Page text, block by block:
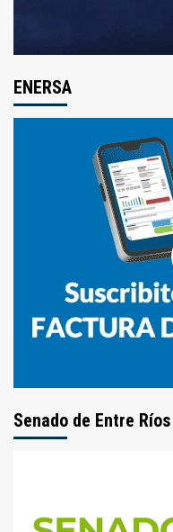
ENERSA
Senado de Entre Ríos